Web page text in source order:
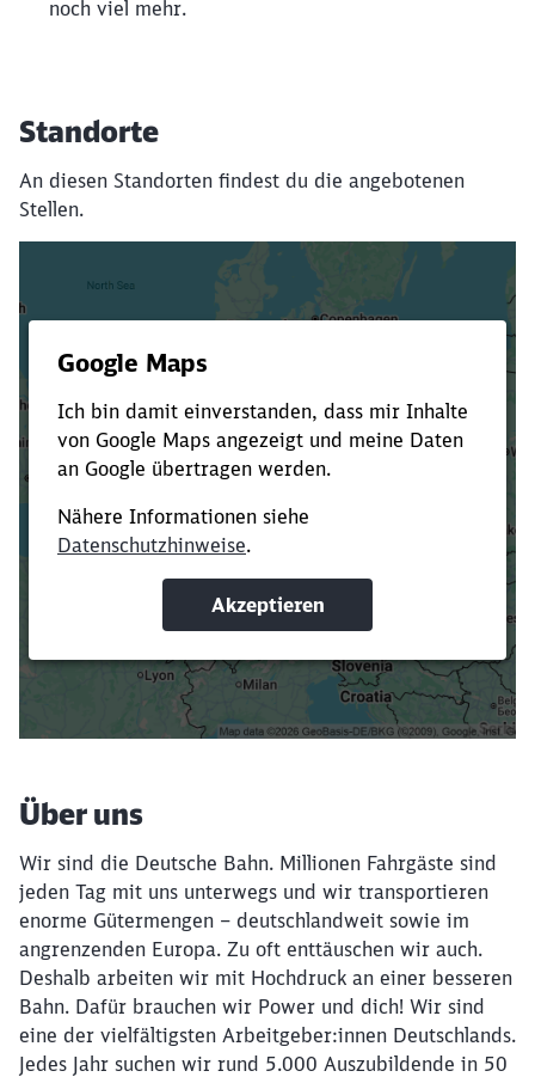
noch viel mehr.
Standorte
An diesen Standorten findest du die angebotenen
Stellen.
Verkürze die Ladezeit, indem du Suchbegriffe
oder Filter hinzufügst.
Suchbegriffe eingeben
Filter setzen
Über uns
Wir sind die Deutsche Bahn. Millionen Fahrgäste sind
jeden Tag mit uns unterwegs und wir transportieren
enorme Gütermengen – deutschlandweit sowie im
angrenzenden Europa. Zu oft enttäuschen wir auch.
Deshalb arbeiten wir mit Hochdruck an einer besseren
Bahn. Dafür brauchen wir Power und dich! Wir sind
eine der vielfältigsten Arbeitgeber:innen Deutschlands.
Jedes Jahr suchen wir rund 5.000 Auszubildende in 50